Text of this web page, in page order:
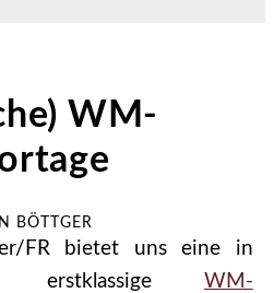
WM-
BÖTTGER
FR bietet uns eine in
erstklassige WM-